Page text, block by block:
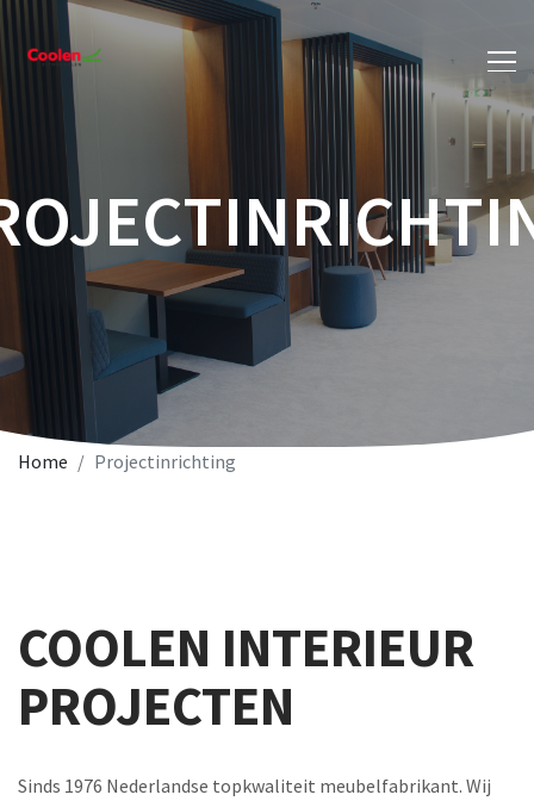
Home Projectinrichting
COOLEN INTERIEUR
PROJECTEN
Sinds 1976 Nederlandse topkwaliteit meubelfabrikant. Wij